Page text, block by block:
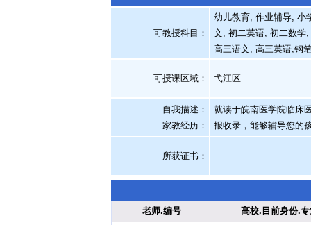
可教授科目：
幼儿教育, 作业辅导, 小
文, 初二英语, 初二数学
高三语文, 高三英语,钢
可授课区域： 弋江区
自我描述：
家教经历 ：
就读于皖南医学院临床
报收录，能够辅导您的
所获证书 ：
老师.编号 高校.目前身份.